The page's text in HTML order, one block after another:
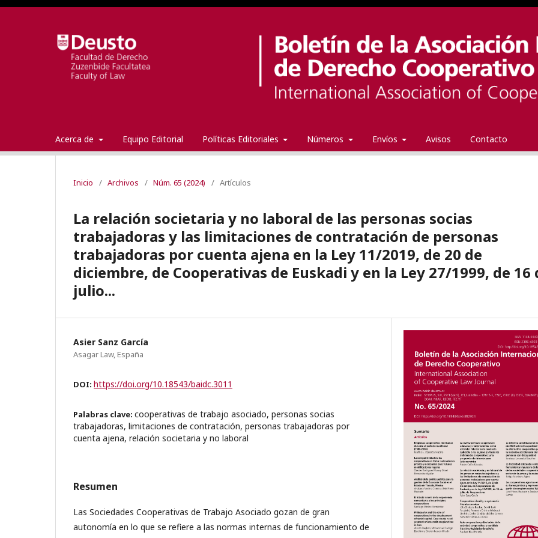
Acerca de Equipo Editorial Políticas Editoriales Números Envíos Avisos Contacto
Inicio / Archivos / Núm. 65 (2024) / Artículos
La relación societaria y no laboral de las personas socias
trabajadoras y las limitaciones de contratación de personas
trabajadoras por cuenta ajena en la Ley 11/2019, de 20 de
diciembre, de Cooperativas de Euskadi y en la Ley 27/1999, de 16
julio...
Asier Sanz García
Asagar Law, España
DOI: https://doi.org/10.18543/baidc.3011
Palabras clave: cooperativas de trabajo asociado, personas socias
trabajadoras, limitaciones de contratación, personas trabajadoras por
cuenta ajena, relación societaria y no laboral
Resumen
Las Sociedades Cooperativas de Trabajo Asociado gozan de gran
autonomía en lo que se refiere a las normas internas de funcionamiento de